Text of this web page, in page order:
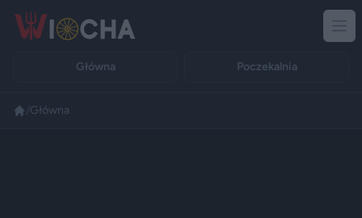
Główna Poczekalnia
Główna